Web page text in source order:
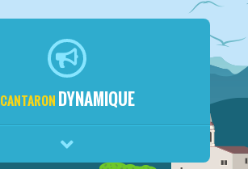
CANTARON DYNAMIQUE